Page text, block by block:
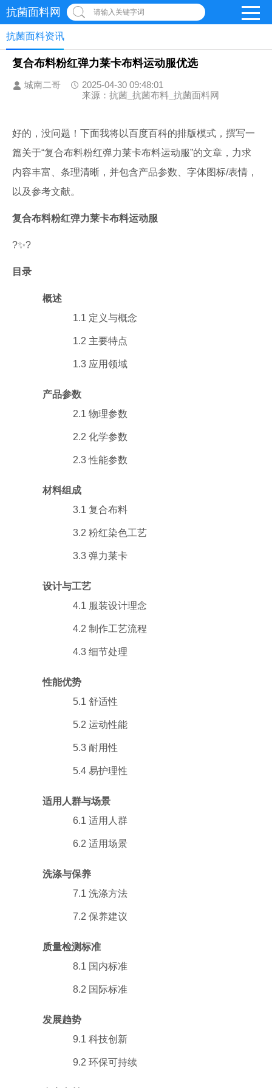
抗菌面料网 请输入关键字词
抗菌面料资讯
复合布料粉红弹力莱卡布料运动服优选
城南二哥
2025-04-30 09:48:01
来源：抗菌_抗菌布料_抗菌面料网
好的，没问题！下面我将以百度百科的排版模式，撰写一
篇关于“复合布料粉红弹力莱卡布料运动服”的文章，力求
内容丰富、条理清晰，并包含产品参数、字体图标/表情，
以及参考文献。
复合布料粉红弹力莱卡布料运动服
?✨?
目录
概述
1.1 定义与概念
1.2 主要特点
1.3 应用领域
产品参数
2.1 物理参数
2.2 化学参数
2.3 性能参数
材料组成
3.1 复合布料
3.2 粉红染色工艺
3.3 弹力莱卡
设计与工艺
4.1 服装设计理念
4.2 制作工艺流程
4.3 细节处理
性能优势
5.1 舒适性
5.2 运动性能
5.3 耐用性
5.4 易护理性
适用人群与场景
6.1 适用人群
6.2 适用场景
洗涤与保养
7.1 洗涤方法
7.2 保养建议
质量检测标准
8.1 国内标准
8.2 国际标准
发展趋势
9.1 科技创新
9.2 环保可持续